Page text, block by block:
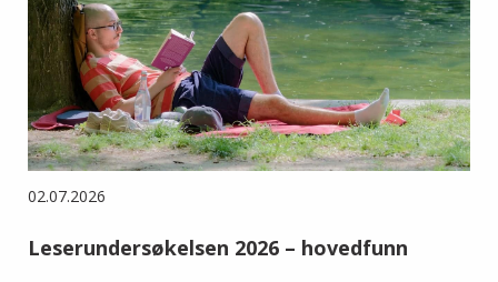
02.07.2026
Leserundersøkelsen 2026 – hovedfunn